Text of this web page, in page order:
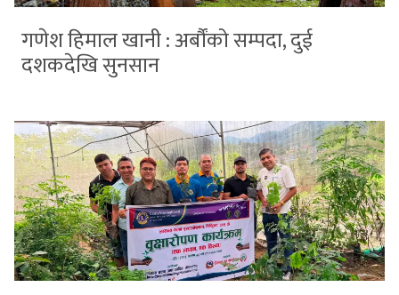
गणेश हिमाल खानी : अर्बौंको सम्पदा, दुई
दशकदेखि सुनसान